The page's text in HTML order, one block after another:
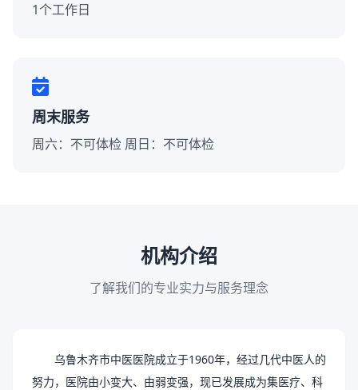
1个工作日
周末服务
周六：不可体检 周日：不可体检
机构介绍
了解我们的专业实力与服务理念
乌鲁木齐市中医医院成立于1960年，经过几代中医人的
努力，医院由小变大、由弱变强，现已发展成为集医疗、科